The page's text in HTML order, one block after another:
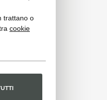
trattano o
cookie